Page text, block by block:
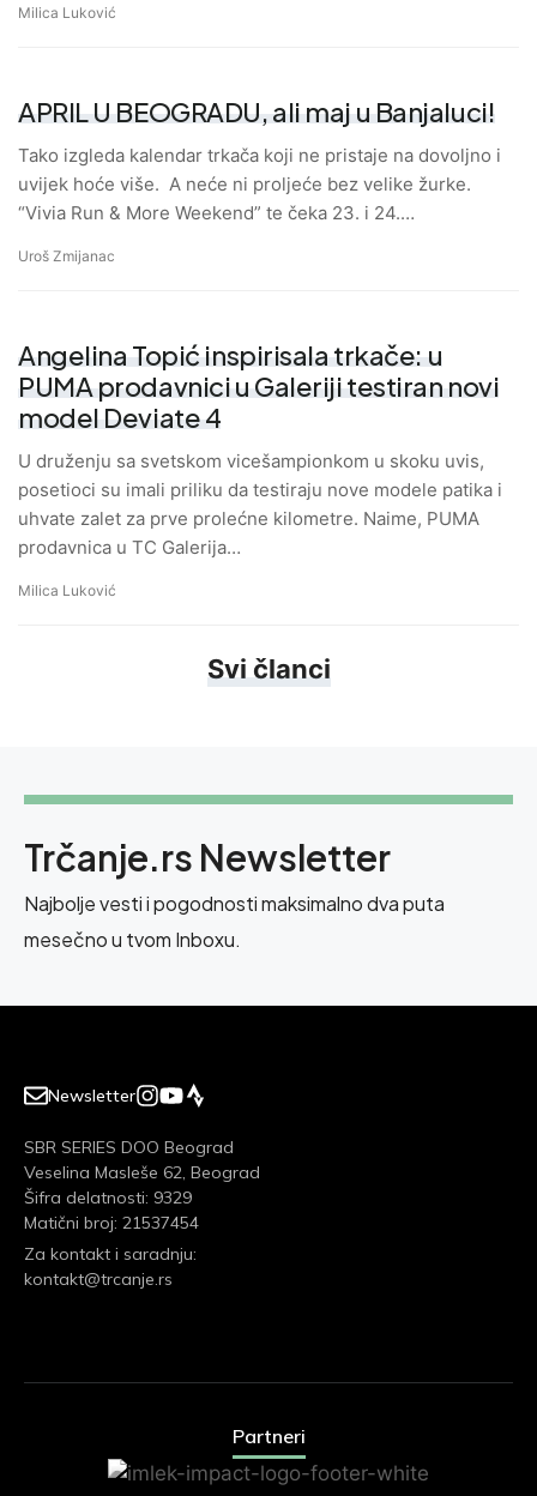
Milica Luković
APRIL U BEOGRADU, ali maj u Banjaluci!
Tako izgleda kalendar trkača koji ne pristaje na dovoljno i
uvijek hoće više. A neće ni proljeće bez velike žurke.
“Vivia Run & More Weekend” te čeka 23. i 24.…
Uroš Zmijanac
Angelina Topić inspirisala trkače: u
PUMA prodavnici u Galeriji testiran novi
model Deviate 4
U druženju sa svetskom vicešampionkom u skoku uvis,
posetioci su imali priliku da testiraju nove modele patika i
uhvate zalet za prve prolećne kilometre. Naime, PUMA
prodavnica u TC Galerija…
Milica Luković
Svi članci
Trčanje.rs Newsletter
Najbolje vesti i pogodnosti maksimalno dva puta
mesečno u tvom Inboxu.
Newsletter
SBR SERIES DOO Beograd
Veselina Masleše 62, Beograd
Šifra delatnosti: 9329
Matični broj: 21537454
Za kontakt i saradnju:
kontakt@trcanje.rs
Partneri